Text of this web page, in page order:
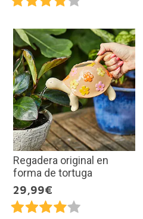
Regadera original en
forma de tortuga
29,99€